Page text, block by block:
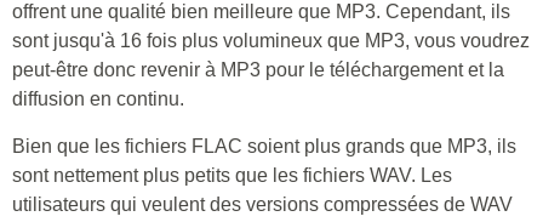
offrent une qualité bien meilleure que MP3. Cependant, ils
sont jusqu'à 16 fois plus volumineux que MP3, vous voudrez
peut-être donc revenir à MP3 pour le téléchargement et la
diffusion en continu.
Bien que les fichiers FLAC soient plus grands que MP3, ils
sont nettement plus petits que les fichiers WAV. Les
utilisateurs qui veulent des versions compressées de WAV